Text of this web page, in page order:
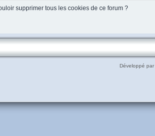
supprimer tous les cookies de ce forum ?
Développé par